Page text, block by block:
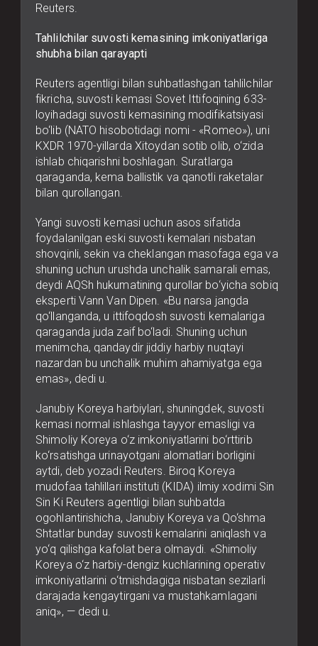
Reuters.
Tahlilchilar suvosti kemasining imkoniyatlariga
shubha bilan qarayapti
Reuters agentligi bilan suhbatlashgan tahlilchilar
fikricha, suvosti kemasi Sovet Ittifoqining 633-
loyihadagi suvosti kemasining modifikatsiyasi
bo‘lib (NATO hisobotidagi nomi - «Romeo»), uni
KXDR 1970-yillarda Xitoydan sotib olib, o‘zida
ishlab chiqarishni boshlagan. Suratlarga
qaraganda, kema ballistik va qanotli raketalar
bilan qurollangan.
Yangi suvosti kemasi uchun asos sifatida
foydalanilgan eski suvosti kemalari nisbatan
shovqinli, sekin va cheklangan masofaga ega va
shuning uchun urushda unchalik samarali emas,
deydi AQSh hukumatining qurollar bo‘yicha sobiq
eksperti Vann Van Dipen. «Bu narsa jangda
qo‘llanganda, u ittifoqdosh suvosti kemalariga
qaraganda juda zaif bo‘ladi. Shuning uchun
menimcha, qandaydir jiddiy harbiy nuqtayi
nazardan bu unchalik muhim ahamiyatga ega
emas», dedi u.
Janubiy Koreya harbiylari, shuningdek, suvosti
kemasi normal ishlashga tayyor emasligi va
Shimoliy Koreya o‘z imkoniyatlarini bo‘rttirib
ko‘rsatishga urinayotgani alomatlari borligini
aytdi, deb yozadi Reuters. Biroq Koreya
mudofaa tahlillari instituti (KIDA) ilmiy xodimi Sin
Sin Ki Reuters agentligi bilan suhbatda
ogohlantirishicha, Janubiy Koreya va Qo‘shma
Shtatlar bunday suvosti kemalarini aniqlash va
yo‘q qilishga kafolat bera olmaydi. «Shimoliy
Koreya o‘z harbiy-dengiz kuchlarining operativ
imkoniyatlarini o‘tmishdagiga nisbatan sezilarli
darajada kengaytirgani va mustahkamlagani
aniq», — dedi u.